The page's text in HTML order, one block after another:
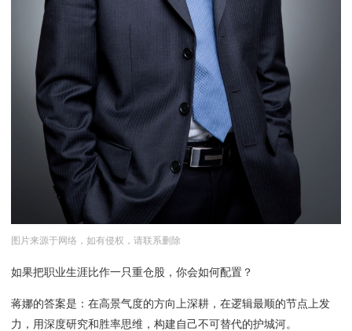
图片来源于网络，如有侵权，请联系删除
如果把职业生涯比作一只重仓股，你会如何配置？
蒋娜的答案是：在高景气度的方向上深耕，在逻辑最顺的节点上发
力，用深度研究和胜率思维，构建自己不可替代的护城河。